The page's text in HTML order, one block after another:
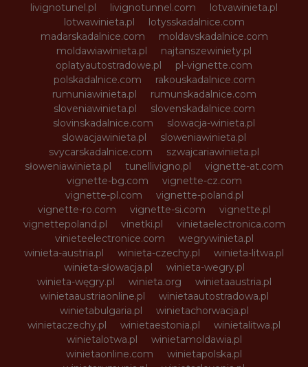
livignotunel.pl
livignotunnel.com
lotvawinieta.pl
lotwawinieta.pl
lotysskadalnice.com
madarskadalnice.com
moldavskadalnice.com
moldawiawinieta.pl
najtanszewiniety.pl
oplatyautostradowe.pl
pl-vignette.com
polskadalnice.com
rakouskadalnice.com
rumuniawinieta.pl
rumunskadalnice.com
sloveniawinieta.pl
slovenskadalnice.com
slovinskadalnice.com
slowacja-winieta.pl
slowacjawinieta.pl
sloweniawinieta.pl
svycarskadalnice.com
szwajcariawinieta.pl
słoweniawinieta.pl
tunellivigno.pl
vignette-at.com
vignette-bg.com
vignette-cz.com
vignette-pl.com
vignette-poland.pl
vignette-ro.com
vignette-si.com
vignette.pl
vignettepoland.pl
vinetki.pl
vinietaelectronica.com
vinieteelectronice.com
wegrywinieta.pl
winieta-austria.pl
winieta-czechy.pl
winieta-litwa.pl
winieta-słowacja.pl
winieta-wegry.pl
winieta-węgry.pl
winieta.org
winietaaustria.pl
winietaaustriaonline.pl
winietaautostradowa.pl
winietabulgaria.pl
winietachorwacja.pl
winietaczechy.pl
winietaestonia.pl
winietalitwa.pl
winietalotwa.pl
winietamoldawia.pl
winietaonline.com
winietapolska.pl